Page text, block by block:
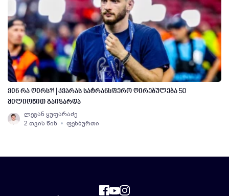
ვინ რა ღირს?! | კვარას სატრანსფერო ღირებულება 50
მილიონით გაიზარდა
ლევან ყუფარაძე
2 თვის წინ
ფეხბურთი